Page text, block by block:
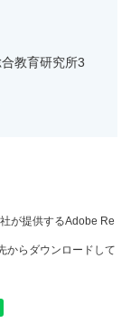
教育研究所3
が提供するAdobe Re
からダウンロードして